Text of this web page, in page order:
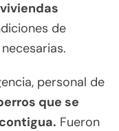
de
personal de
que se
Fueron